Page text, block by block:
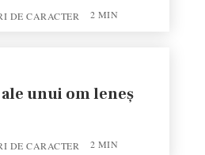
2 MIN
unui om leneș
2 MIN